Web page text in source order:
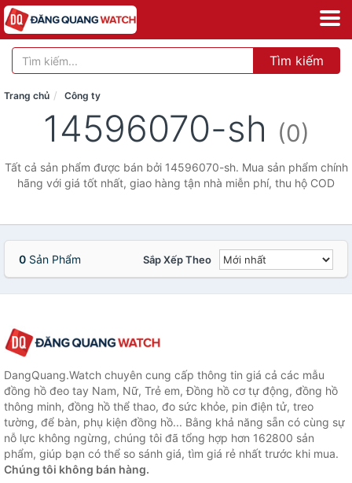
Tìm kiếm
Trang chủ Công ty
14596070-sh (0)
Tất cả sản phẩm được bán bởi 14596070-sh. Mua sản phẩm chính
hãng với giá tốt nhất, giao hàng tận nhà miễn phí, thu hộ COD
0 Sản Phẩm Sắp Xếp Theo
DangQuang.Watch chuyên cung cấp thông tin giá cả các mẫu
đồng hồ đeo tay Nam, Nữ, Trẻ em, Đồng hồ cơ tự động, đồng hồ
thông minh, đồng hồ thể thao, đo sức khỏe, pin điện tử, treo
tường, để bàn, phụ kiện đồng hồ... Bằng khả năng sẵn có cùng sự
nỗ lực không ngừng, chúng tôi đã tổng hợp hơn 162800 sản
phẩm, giúp bạn có thể so sánh giá, tìm giá rẻ nhất trước khi mua.
Chúng tôi không bán hàng.